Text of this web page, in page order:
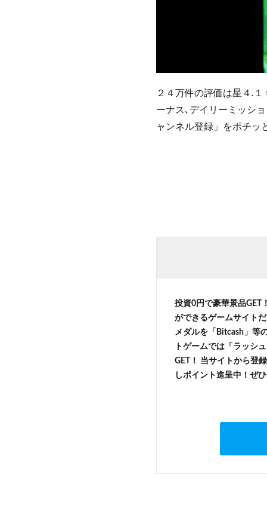
２４万件の評価は星４.
ーナス､デイリーミッシ
ャンネル登録」をポチッ
投資0円で豪華景品GET
ができるゲームサイト
メダルを「Bitcash」等
トゲームでは「ラッシ
GET！ 当サイトから登
しポイント進呈中！ぜ